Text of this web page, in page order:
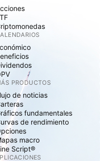
PRODUCTOS
de noticias
fundamentales
de rendimiento
macro
Script®